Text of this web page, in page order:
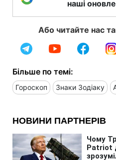
наші
Або читайте нас
Більше по темі:
Гороскоп Знаки Зодіаку